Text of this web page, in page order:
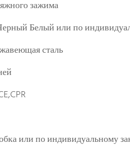
зажима
Белый или по
сталь
или по индивидуальному